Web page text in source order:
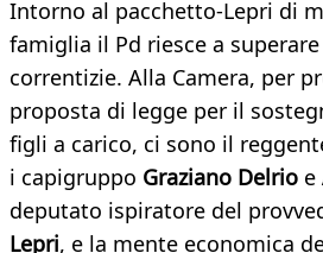
Intorno al pacchetto-Lepri di
famiglia il Pd riesce a
correntizie. Alla Camera, per
proposta di legge per il
figli a carico, ci sono il
i capigruppo Graziano Delrio e
deputato ispiratore del
Lepri, e la mente economica